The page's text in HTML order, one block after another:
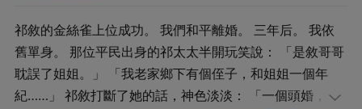
祁敘的金絲雀上位成功。 我們和平離婚。 三年后。 我依
舊單身。 那位平民出身的祁太太半開玩笑說： 「是敘哥哥
耽誤了姐姐。」 「我老家鄉下有個侄子，和姐姐一個年
紀……」 祁敘打斷了她的話，神色淡淡： 「一個頭婚，一